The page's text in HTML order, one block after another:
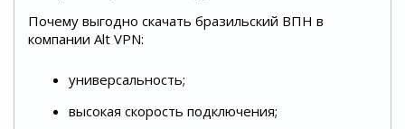
Почему выгодно скачать бразильский ВПН в
компании Alt VPN:
универсальность;
высокая скорость подключения;